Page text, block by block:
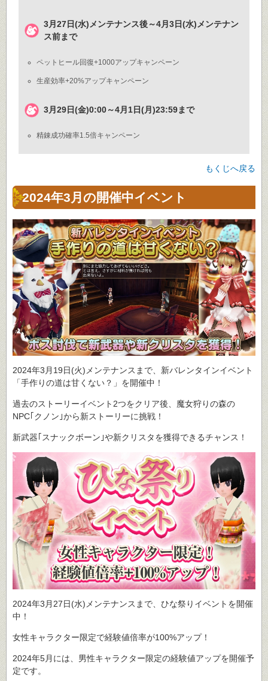
3月27日(水)メンテナンス後～4月3日(水)メンテナン
ス前まで
ペットヒール回復+1000アップキャンペーン
生産効率+20%アップキャンペーン
3月29日(金)0:00～4月1日(月)23:59まで
精錬成功確率1.5倍キャンペーン
もくじへ戻る
2024年3月の開催中イベント
2024年3月19日(火)メンテナンスまで、新バレンタインイベント
「手作りの道は甘くない？」を開催中！
過去のストーリーイベント2つをクリア後、魔女狩りの森の
NPC｢クノン｣から新ストーリーに挑戦！
新武器｢スナックボーン｣や新クリスタを獲得できるチャンス！
2024年3月27日(水)メンテナンスまで、ひな祭りイベントを開催
中！
女性キャラクター限定で経験値倍率が100%アップ！
2024年5月には、男性キャラクター限定の経験値アップを開催予
定です。